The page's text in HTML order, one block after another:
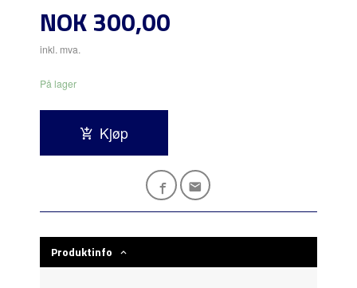
Pris
NOK300,00
inkl. mva.
På lager
Kjøp
Produktinfo